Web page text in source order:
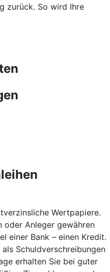
zurück. So wird Ihre
Wertpapiere.
oder Anleger gewähren
einer Bank – einen Kredit.
Schuldverschreibungen
erhalten Sie bei guter